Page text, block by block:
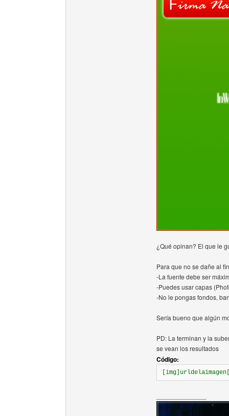
¿Qué opinan? El que le
Para que no se dañe al
-La fuente debe ser
-Puedes usar capas
-No le pongas fondos,
Sería bueno que algún
PD: La terminan y la
se vean los resultados
Código: